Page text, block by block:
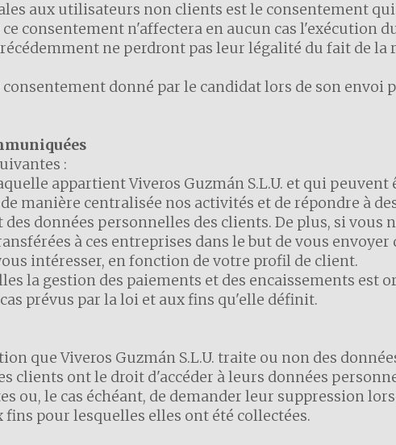
aux utilisateurs non clients est le consentement qui
consentement n'affectera en aucun cas l'exécution
ne perdront pas leur légalité du fait de la
donné par le candidat lors de son envoi
:
appartient Viveros Guzmán S.L.U. et qui peuvent
manière centralisée nos activités et de répondre à
données personnelles des clients. De plus, si vous
à ces entreprises dans le but de vous envoyer
intéresser, en fonction de votre profil de client.
la gestion des paiements et des encaissements est
prévus par la loi et aux fins qu'elle définit.
que Viveros Guzmán S.L.U. traite ou non des
clients ont le droit d'accéder à leurs données
ou, le cas échéant, de demander leur suppression
pour lesquelles elles ont été collectées.